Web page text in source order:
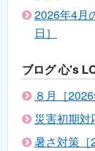
2026年4月
日］
ブログ 心's
８月［
災害初期対
暑さ対策［